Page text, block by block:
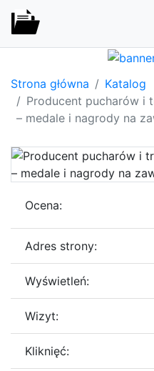
Strona główna
Katalog
Producent pucharów i
– medale i nagrody na
Ocena:
Adres strony:
Wyświetleń:
Wizyt:
Kliknięć: